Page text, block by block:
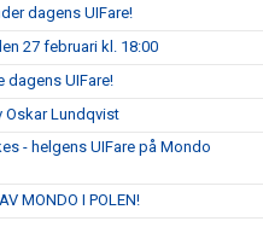
dagens UIFare!
27 februari kl. 18:00
dagens UIFare!
Oskar Lundqvist
- helgens UIFare på Mondo
MONDO I POLEN!